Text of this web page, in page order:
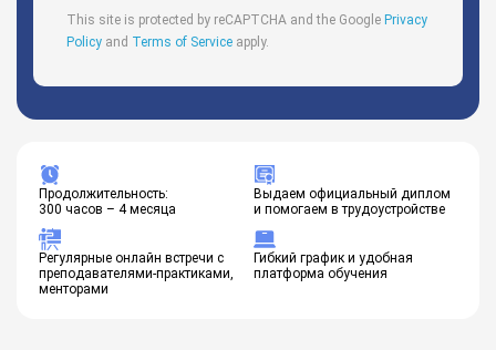
This site is protected by reCAPTCHA and the Google Privacy
Policy and Terms of Service apply.
Продолжительность:
300 часов – 4 месяца
Выдаем официальный диплом
и помогаем в трудоустройстве
Регулярные онлайн встречи с
преподавателями-практиками,
менторами
Гибкий график и удобная
платформа обучения